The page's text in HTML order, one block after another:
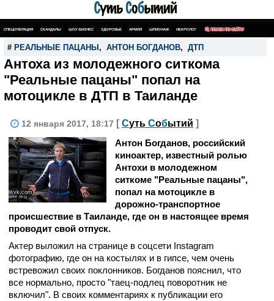
СПЕЦОПЕРАЦИЯ СКАНДАЛЫ ШОУ-БИЗНЕС ЗДОРОВЬЕ АРМИЯ ШПИОНАЖ НЕКРОЛОГ ПОИСК ПО САЙТУ
# РЕАЛЬНЫЕ ПАЦАНЫ , АНТОН БОГДАНОВ, ДТП
Антоха из молодежного ситкома
"Реальные пацаны" попал на
мотоцикле в ДТП в Таиланде
12 января 2017, 18:17 [ Суть Событий ]
vk.com
Антон Богданов, российский
киноактер, известный ролью
Антохи в молодежном
ситкоме "Реальные пацаны",
попал на мотоцикле в
дорожно-транспортное
происшествие в Таиланде, где он в настоящее время
проводит свой отпуск.
Актер выложил на странице в соцсети Instagram
фотографию, где он на костылях и в гипсе, чем очень
встревожил своих поклонников. Богданов пояснил, что
все нормально, просто "таец-подлец поворотник не
включил". В своих комментариях к публикации его